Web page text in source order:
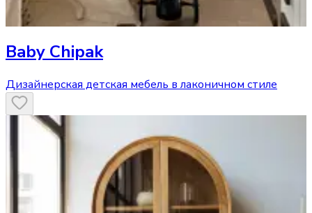
Baby Chipak
Дизайнерская детская мебель в лаконичном стиле